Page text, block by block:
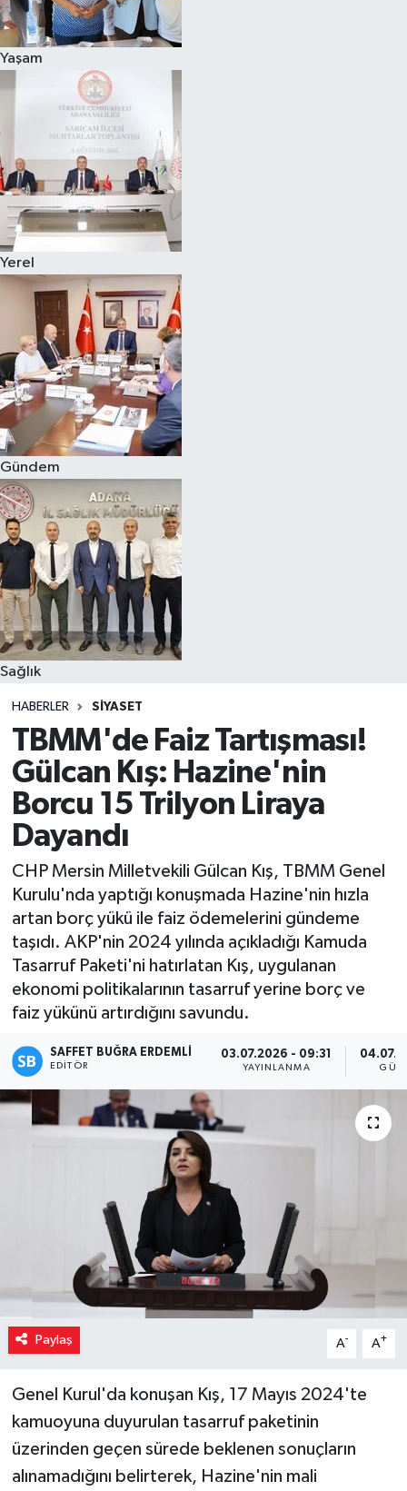
Yaşam
Yerel
Gündem
Sağlık
HABERLER SIYASET
TBMM'de Faiz Tartışması!
Gülcan Kış: Hazine'nin
Borcu 15 Trilyon Liraya
Dayandı
CHP Mersin Milletvekili Gülcan Kış, TBMM Genel
Kurulu'nda yaptığı konuşmada Hazine'nin hızla
artan borç yükü ile faiz ödemelerini gündeme
taşıdı. AKP'nin 2024 yılında açıkladığı Kamuda
Tasarruf Paketi'ni hatırlatan Kış, uygulanan
ekonomi politikalarının tasarruf yerine borç ve
faiz yükünü artırdığını savundu.
SAFFET BUĞRA ERDEMLI
EDITÖR
03.07.2026 - 09:31
YAYINLANMA
Paylaş A- A+
Genel Kurul'da konuşan Kış, 17 Mayıs 2024'te
kamuoyuna duyurulan tasarruf paketinin
üzerinden geçen sürede beklenen sonuçların
alınamadığını belirterek, Hazine'nin mali